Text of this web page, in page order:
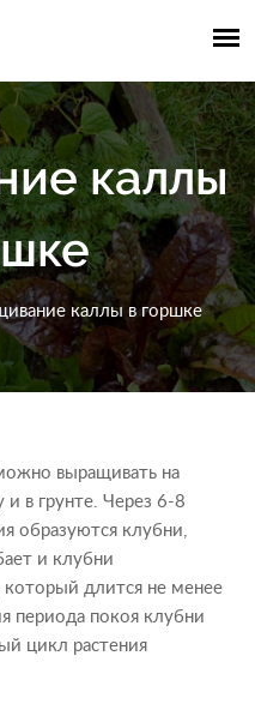
каллы
каллы в горшке
выращивать на
и в грунте. Через 6-8
образуются клубни,
и клубни
длится не менее
периода покоя клубни
цикл растения